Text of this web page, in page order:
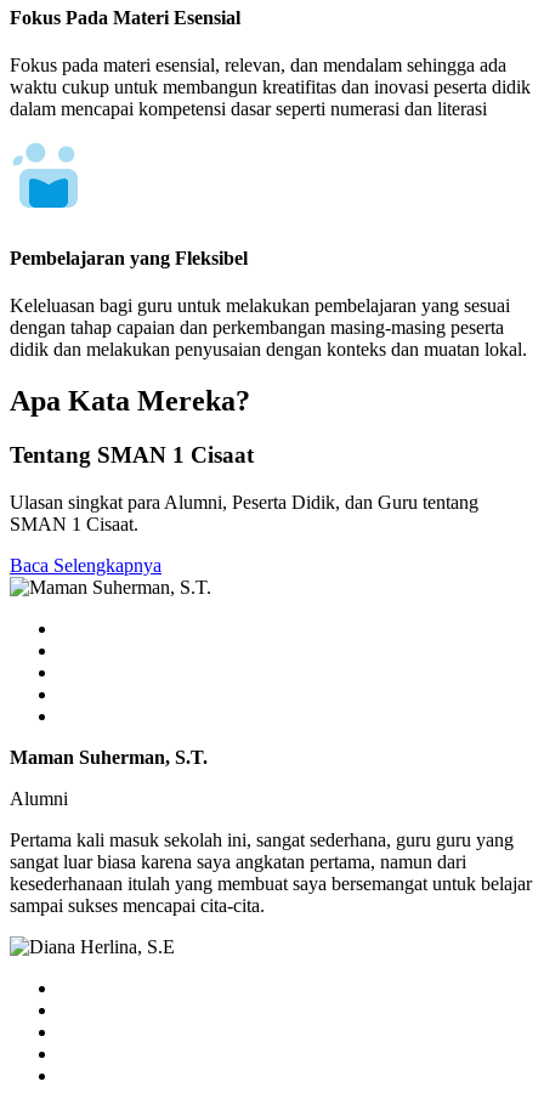
Fokus Pada Materi Esensial
Fokus pada materi esensial, relevan, dan mendalam sehingga ada
waktu cukup untuk membangun kreatifitas dan inovasi peserta didik
dalam mencapai kompetensi dasar seperti numerasi dan literasi
Pembelajaran yang Fleksibel
Keleluasan bagi guru untuk melakukan pembelajaran yang sesuai
dengan tahap capaian dan perkembangan masing-masing peserta
didik dan melakukan penyusaian dengan konteks dan muatan lokal.
Apa Kata Mereka?
Tentang SMAN 1 Cisaat
Ulasan singkat para Alumni, Peserta Didik, dan Guru tentang
SMAN 1 Cisaat.
Baca Selengkapnya
Maman Suherman, S.T.
Alumni
Pertama kali masuk sekolah ini, sangat sederhana, guru guru yang
sangat luar biasa karena saya angkatan pertama, namun dari
kesederhanaan itulah yang membuat saya bersemangat untuk belajar
sampai sukses mencapai cita-cita.